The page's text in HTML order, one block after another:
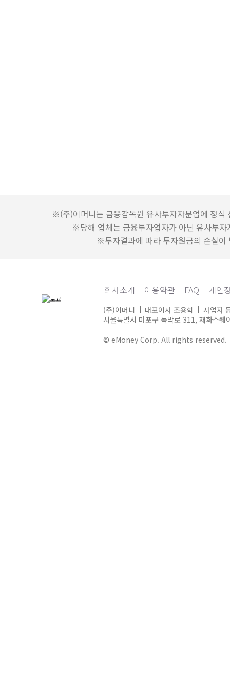
※(주)이머니는 금융감독원 유사투자자문업에 정식
※당해 업체는 금융투자업자가 아닌 유사투
※투자결과에 따라 투자원금의 손실이
회사소개 이용약관 FAQ 개인
(주)이머니 대표이사 조용학
사업자
서울특별시 마포구 독막로 311, 재화스
© eMoney Corp. All rights reserved.